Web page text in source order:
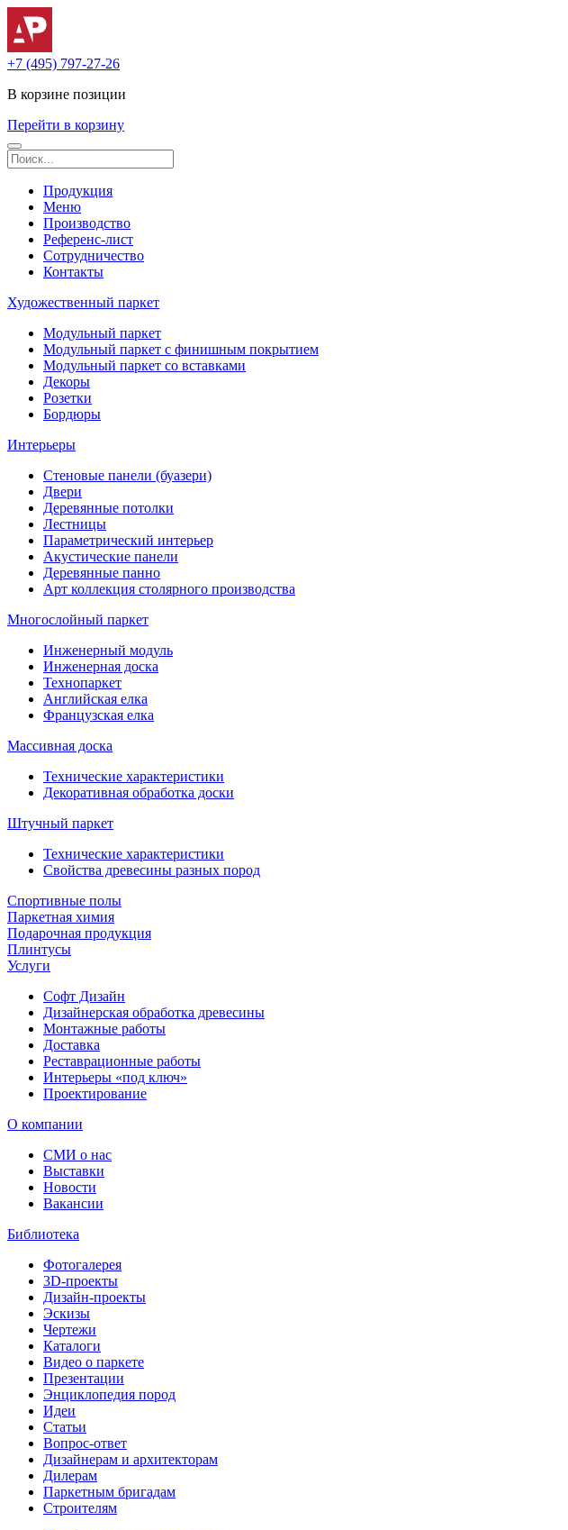
+7 (495) 797-27-26
В корзине позиции
Перейти в корзину
Продукция
Меню
Производство
Референс-лист
Сотрудничество
Контакты
Художественный паркет
Модульный паркет
Модульный паркет с финишным покрытием
Модульный паркет со вставками
Декоры
Розетки
Бордюры
Интерьеры
Стеновые панели (буазери)
Двери
Деревянные потолки
Лестницы
Параметрический интерьер
Акустические панели
Деревянные панно
Арт коллекция столярного производства
Многослойный паркет
Инженерный модуль
Инженерная доска
Технопаркет
Английская елка
Французская елка
Массивная доска
Технические характеристики
Декоративная обработка доски
Штучный паркет
Технические характеристики
Свойства древесины разных пород
Спортивные полы
Паркетная химия
Подарочная продукция
Плинтусы
Услуги
Софт Дизайн
Дизайнерская обработка древесины
Монтажные работы
Доставка
Реставрационные работы
Интерьеры «под ключ»
Проектирование
О компании
СМИ о нас
Выставки
Новости
Вакансии
Библиотека
Фотогалерея
3D-проекты
Дизайн-проекты
Эскизы
Чертежи
Каталоги
Видео о паркете
Презентации
Энциклопедия пород
Идеи
Статьи
Вопрос-ответ
Дизайнерам и архитекторам
Дилерам
Паркетным бригадам
Строителям